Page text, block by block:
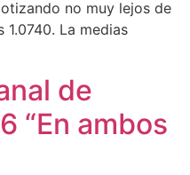
no muy lejos de
1.0740. La medias
de
“En ambos